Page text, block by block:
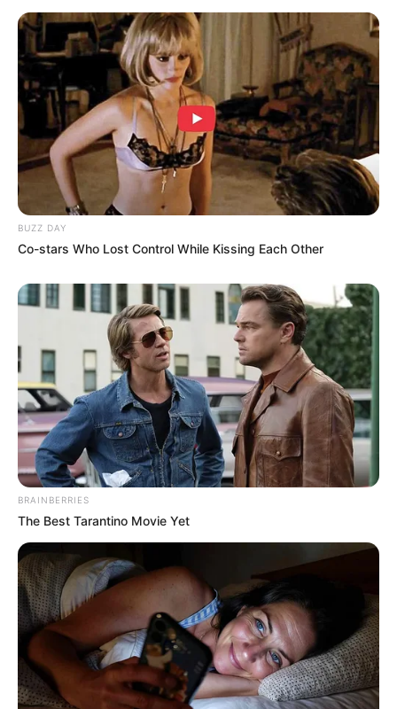
OST (Original Soundtrack)
Muda(2022) – OSTNaga Naga Naga
Cause You(2018) – OST Rompis
Penghargaan
Indonesian Movie Actors Awards 2021 – Pemeran Pasangan
Terfavorit (bersama Donny Damara) –
Rentang Kisah
Indonesian Movie Actors Awards 2021 – Pemeran Pasangan
Terbaik (bersama Donny Damara) –Rentang Kisah
Indonesian Movie Actors Awards 2021 – Pemeran Utama
Wanita Terfavorit –Rentang Kisah
Nominasi
Festival Film Wartawan Indonesia 2022 – Aktris Pendukung
Terbaik Genre Film Komedi –Naga Naga Naga
Indonesian Movie Actors Awards 2021 – Pemeran Utama
Wanita Terbaik –Rentang Kisah
Quotes
Sekuntum bunga tidak berpikir untuk bersaing dengan
bunga di sebelahnya
Segalanya, tepat waktu.
Karena film baru ini look-nya aku bedain. Aku nggak
mau yang kayak gitu terus (rambut panjang).
BUZZ DAY
Co-stars Who Lost Control While Kissing Each Other
BRAINBERRIES
The Best Tarantino Movie Yet